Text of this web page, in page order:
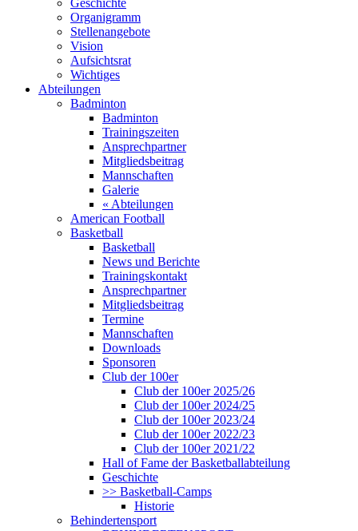
Geschichte
Organigramm
Stellenangebote
Vision
Aufsichtsrat
Wichtiges
Abteilungen
Badminton
Badminton
Trainingszeiten
Ansprechpartner
Mitgliedsbeitrag
Mannschaften
Galerie
« Abteilungen
American Football
Basketball
Basketball
News und Berichte
Trainingskontakt
Ansprechpartner
Mitgliedsbeitrag
Termine
Mannschaften
Downloads
Sponsoren
Club der 100er
Club der 100er 2025/26
Club der 100er 2024/25
Club der 100er 2023/24
Club der 100er 2022/23
Club der 100er 2021/22
Hall of Fame der Basketballabteilung
Geschichte
>> Basketball-Camps
Historie
Behindertensport